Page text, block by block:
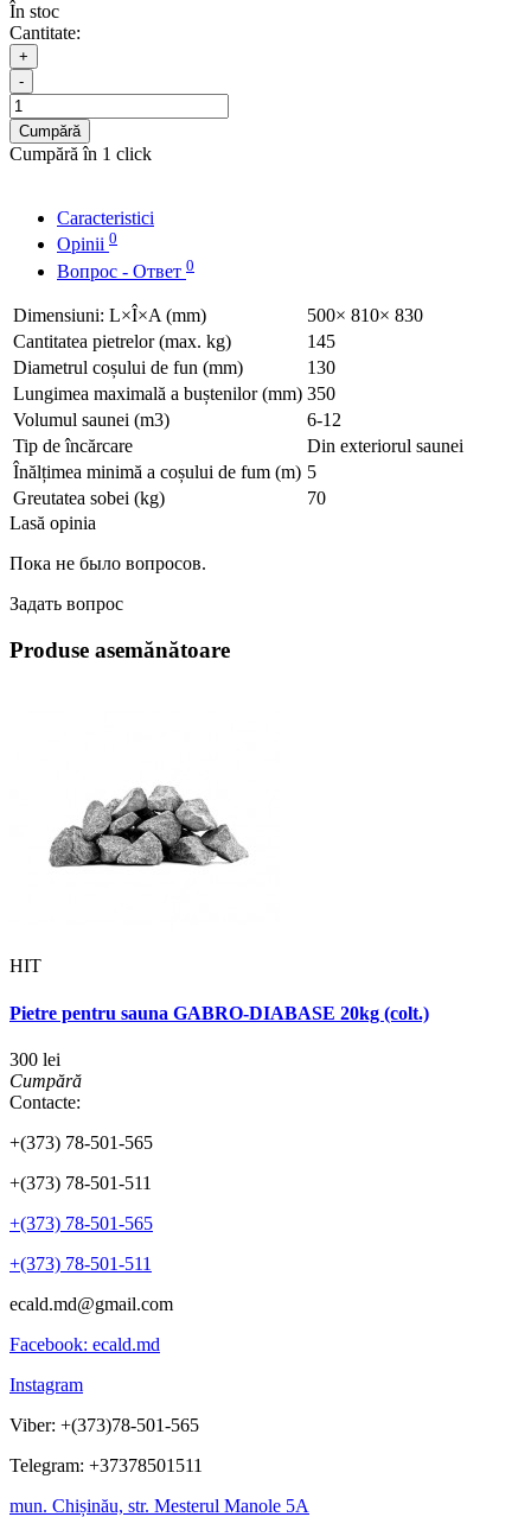
În stoc
Cantitate:
+
-
Cumpără
Cumpără în 1 click
Caracteristici
Opinii 0
Вопрос - Ответ 0
Dimensiuni: L×Î×A (mm)
500× 810× 830
Cantitatea pietrelor (max. kg)
145
Diametrul coșului de fun (mm)
130
Lungimea maximală a buștenilor (mm) 350
Volumul saunei (m3)
6-12
Tip de încărcare
Din exteriorul saunei
Înălțimea minimă a coșului de fum (m) 5
Greutatea sobei (kg)
70
Lasă opinia
Пока не было вопросов.
Задать вопрос
Produse asemănătoare
HIT
Pietre pentru sauna GABRO-DIABASE 20kg (colt.)
300 lei
Cumpără
Contacte:
+(373) 78-501-565
+(373) 78-501-511
+(373) 78-501-565
+(373) 78-501-511
ecald.md@gmail.com
Facebook: ecald.md
Instagram
Viber: +(373)78-501-565
Telegram: +37378501511
mun. Chișinău, str. Mesterul Manole 5A